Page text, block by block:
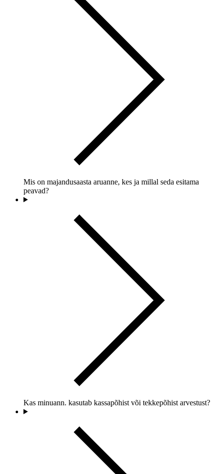
Mis on majandusaasta aruanne, kes ja millal seda esitama
peavad?
Kas minuann. kasutab kassapõhist või tekkepõhist arvestust?